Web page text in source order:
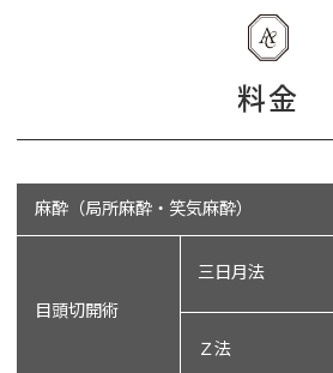
料金
麻酔（局所麻酔・笑気麻酔）
目頭切開術
三日月法
Ｚ法